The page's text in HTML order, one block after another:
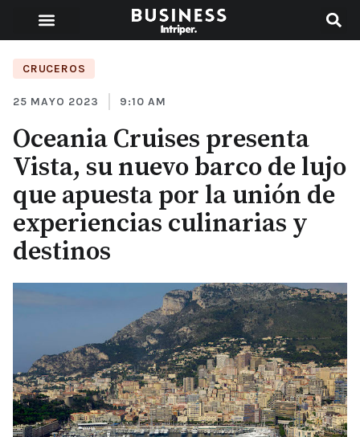
CRUCEROS
25 MAYO 2023 9:10 AM
Oceania Cruises presenta
Vista, su nuevo barco de lujo
que apuesta por la unión de
experiencias culinarias y
destinos